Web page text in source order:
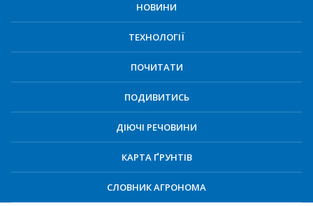
НОВИНИ
ТЕХНОЛОГІЇ
ПОЧИТАТИ
ПОДИВИТИСЬ
ДІЮЧІ РЕЧОВИНИ
КАРТА ҐРУНТІВ
СЛОВНИК АГРОНОМА